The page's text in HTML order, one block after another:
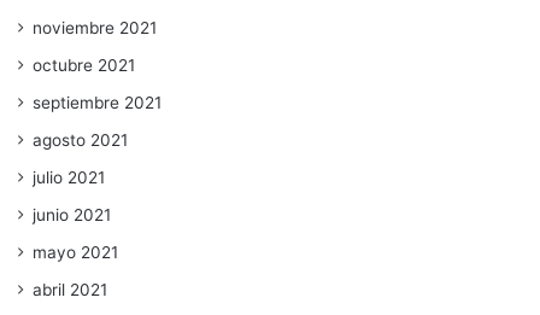
noviembre 2021
octubre 2021
septiembre 2021
agosto 2021
julio 2021
junio 2021
mayo 2021
abril 2021